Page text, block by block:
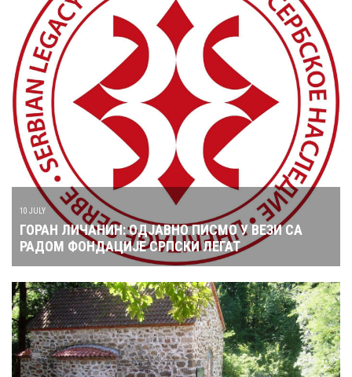
10 JULY
ГОРАН ЛИЧАНИН: ОДЈАВНО ПИСМО У ВЕЗИ СА
РАДОМ ФОНДАЦИЈЕ СРПСКИ ЛЕГАТ